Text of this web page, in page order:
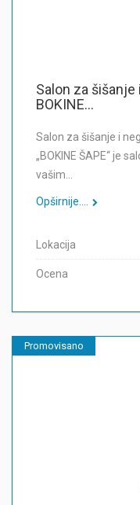
Salon za
BOKINE...
Salon za šišanje i
„BOKINE ŠAPE“ je
vašim…
Opširnije....
Lokacija
Ocena
Promovisano